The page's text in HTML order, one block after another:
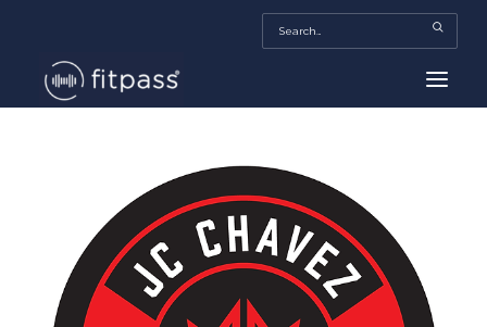
BEAUTY
FITPASS TV
FITBIZ